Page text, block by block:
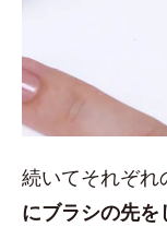
続いてそれぞれ
にブラシの先